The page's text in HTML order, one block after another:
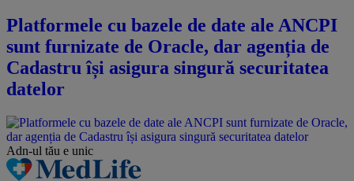
Platformele cu bazele de date ale ANCPI
sunt furnizate de Oracle, dar agenția de
Cadastru își asigura singură securitatea
datelor
Adn-ul tău e unic